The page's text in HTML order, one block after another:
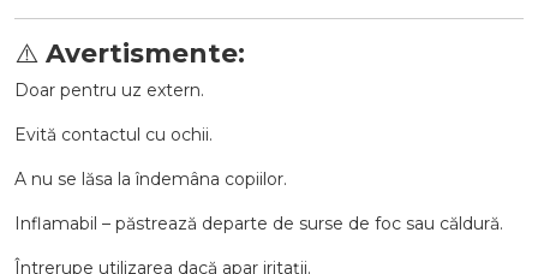
⚠️ Avertismente:
Doar pentru uz extern.
Evită contactul cu ochii.
A nu se lăsa la îndemâna copiilor.
Inflamabil – păstrează departe de surse de foc sau căldură.
Întrerupe utilizarea dacă apar iritații.